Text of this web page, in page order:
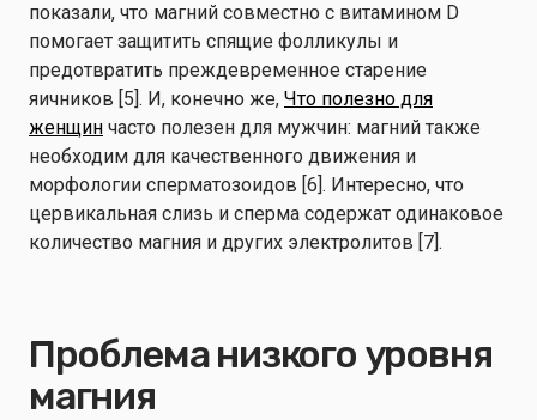
показали, что магний совместно с витамином D
помогает защитить спящие фолликулы и
предотвратить преждевременное старение
яичников [5]. И, конечно же, Что полезно для
женщин часто полезен для мужчин: магний также
необходим для качественного движения и
морфологии сперматозоидов [6]. Интересно, что
цервикальная слизь и сперма содержат одинаковое
количество магния и других электролитов [7].
Проблема низкого уровня
магния